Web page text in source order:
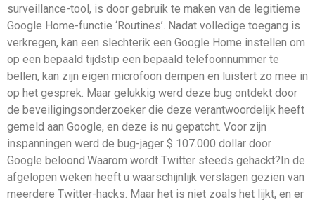
surveillance-tool, is door gebruik te maken van de legitieme
Google Home-functie ‘Routines’. Nadat volledige toegang is
verkregen, kan een slechterik een Google Home instellen om
op een bepaald tijdstip een bepaald telefoonnummer te
bellen, kan zijn eigen microfoon dempen en luistert zo mee in
op het gesprek. Maar gelukkig werd deze bug ontdekt door
de beveiligingsonderzoeker die deze verantwoordelijk heeft
gemeld aan Google, en deze is nu gepatcht. Voor zijn
inspanningen werd de bug-jager $ 107.000 dollar door
Google beloond.Waarom wordt Twitter steeds gehackt?In de
afgelopen weken heeft u waarschijnlijk verslagen gezien van
meerdere Twitter-hacks. Maar het is niet zoals het lijkt, en er